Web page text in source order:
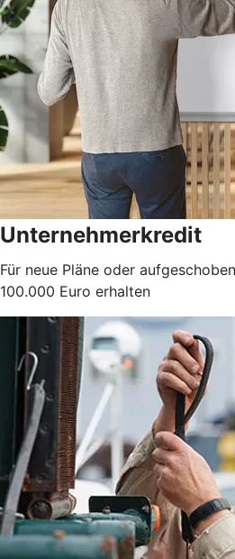
Unternehmerkredit
Für neue Pläne oder
100.000 Euro erhalten